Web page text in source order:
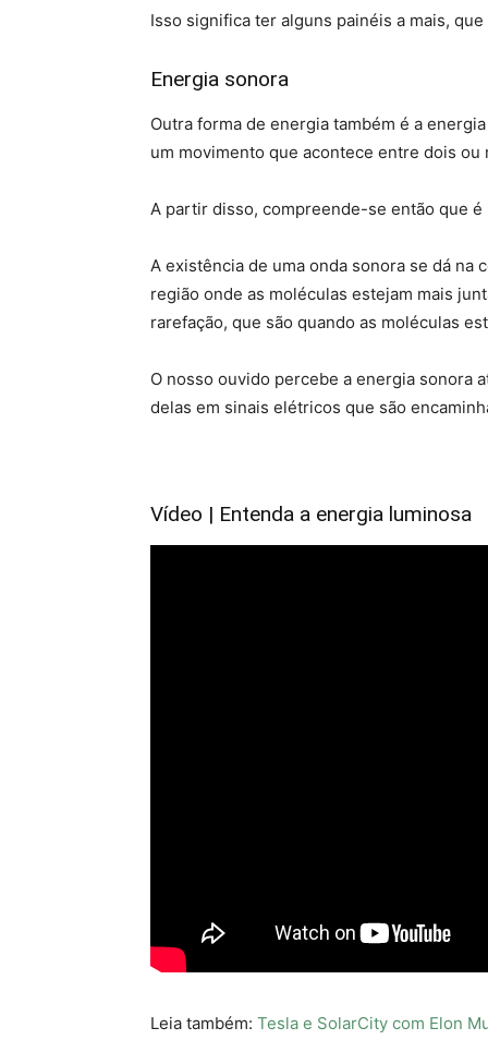
Isso significa ter alguns painéis a mais,
Energia sonora
Outra forma de energia também é a
um movimento que acontece entre dois ou
A partir disso, compreende-se então que
A existência de uma onda sonora se dá na
região onde as moléculas estejam mais
rarefação, que são quando as moléculas
O nosso ouvido percebe a energia sonora
delas em sinais elétricos que são
Vídeo | Entenda a energia luminosa
Leia também: Tesla e SolarCity com Elon